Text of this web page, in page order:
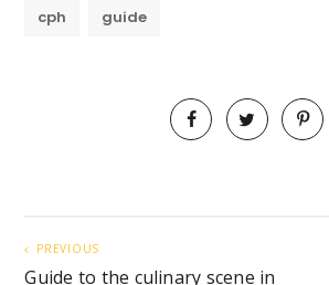
cph guide
PREVIOUS
Guide to the culinary scene in